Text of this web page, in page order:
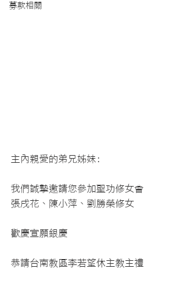
募款相關
主內親愛的弟兄姊妹:
我們誠摯邀請您參加聖功修女會
張戌花、陳小萍、劉勝榮修女
歡慶宣願銀慶
恭請台南教區李若望休主教主禮